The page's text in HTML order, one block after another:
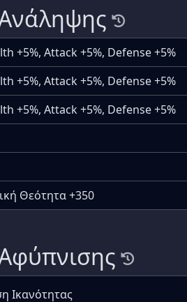
+5%, Attack +5%, Defense +5%
+5%, Attack +5%, Defense +5%
+5%, Attack +5%, Defense +5%
Θεότητα +350
Ικανότητας